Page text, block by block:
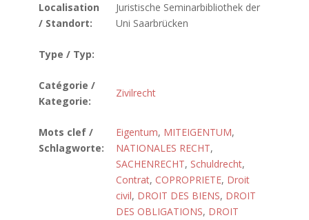
Localisation
/ Standort:
Juristische Seminarbibliothek der
Uni Saarbrücken
Type / Typ:
Catégorie /
Kategorie:
Zivilrecht
Mots clef /
Schlagworte:
Eigentum, MITEIGENTUM,
NATIONALES RECHT,
SACHENRECHT, Schuldrecht,
Contrat, COPROPRIETE, Droit
civil, DROIT DES BIENS, DROIT
DES OBLIGATIONS, DROIT